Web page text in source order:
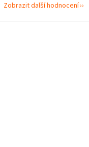
Zobrazit další hodnocení